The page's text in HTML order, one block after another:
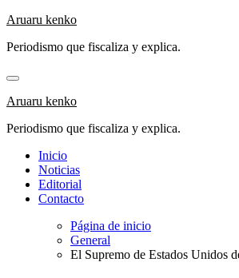
Saltar
contenido
Aruaru kenko
Periodismo que fiscaliza y explica.
Aruaru kenko
Periodismo que fiscaliza y explica.
Inicio
Noticias
Editorial
Contacto
Página de inicio
General
El Supremo de Estados Unidos